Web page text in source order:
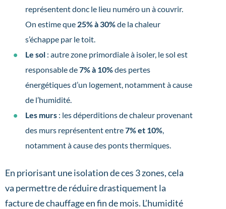
représentent donc le lieu numéro un à couvrir.
On estime que 25% à 30%de la chaleur
s’échappe par le toit.
Le sol : autre zone primordiale à isoler, le sol est
responsable de7% à 10%des pertes
énergétiques d’un logement, notamment à cause
de l’humidité.
Les murs : les déperditions de chaleur provenant
des murs représentent entre7% et 10%
notamment à cause des ponts thermiques.
En priorisant une isolation de ces 3 zones, cela
va permettre de réduire drastiquement la
facture de chauffage en fin de mois. L’humidité